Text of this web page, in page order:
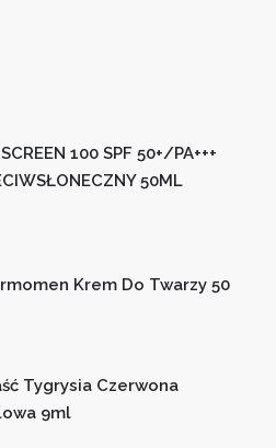
100 SPF 50+/PA+++
50ML
Krem Do Twarzy 50
Tygrysia Czerwona
9ml